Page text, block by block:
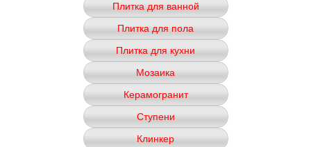
Плитка для ванной
Плитка для пола
Плитка для кухни
Мозаика
Керамогранит
Ступени
Клинкер